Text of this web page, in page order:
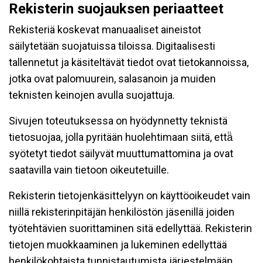
Rekisterin suojauksen periaatteet
Rekisteriä koskevat manuaaliset aineistot
säilytetään suojatuissa tiloissa. Digitaalisesti
tallennetut ja käsiteltävät tiedot ovat tietokannoissa,
jotka ovat palomuurein, salasanoin ja muiden
teknisten keinojen avulla suojattuja.
Sivujen toteutuksessa on hyödynnetty teknistä
tietosuojaa, jolla pyritään huolehtimaan siitä, että̈
syötetyt tiedot säilyvät muuttumattomina ja ovat
saatavilla vain tietoon oikeutetuille.
Rekisterin tietojenkäsittelyyn on käyttöoikeudet vain
niillä rekisterinpitäjän henkilöstön jäsenillä joiden
työtehtävien suorittaminen sitä edellyttää. Rekisterin
tietojen muokkaaminen ja lukeminen edellyttää